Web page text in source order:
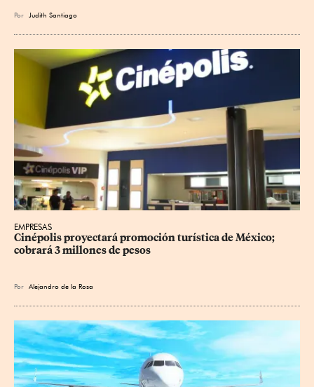
Por Judith Santiago
EMPRESAS
Cinépolis proyectará promoción turística de México;
cobrará 3 millones de pesos
Por Alejandro de la Rosa